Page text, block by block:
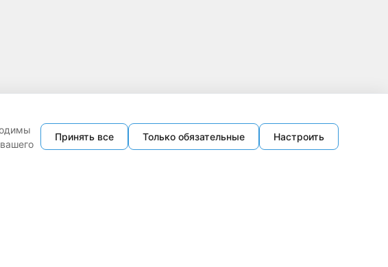
Принять все Только обязательные Настроить